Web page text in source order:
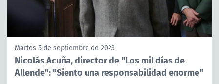
Martes 5 de septiembre de 2023
Nicolás Acuña, director de "Los mil días de
Allende": "Siento una responsabilidad enorme"